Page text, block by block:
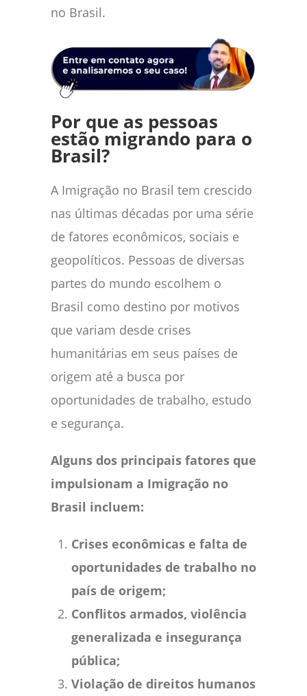
no Brasil.
Por que as pessoas
estão migrando para o
Brasil?
A Imigração no Brasil tem crescido
nas últimas décadas por uma série
de fatores econômicos, sociais e
geopolíticos. Pessoas de diversas
partes do mundo escolhem o
Brasil como destino por motivos
que variam desde crises
humanitárias em seus países de
origem até a busca por
oportunidades de trabalho, estudo
e segurança.
Alguns dos principais fatores que
impulsionam a Imigração no
Brasil incluem:
Crises econômicas e falta de
oportunidades de trabalho no
país de origem;
Conflitos armados, violência
generalizada e insegurança
pública;
Violação de direitos humanos